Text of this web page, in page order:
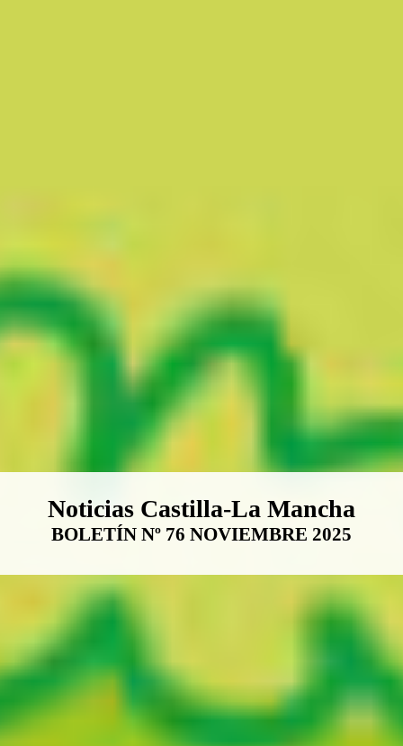
Boletín Noticias Castilla-La
Noticias Castilla-La Mancha
BOLETÍN Nº 76 NOVIEMBRE 2025